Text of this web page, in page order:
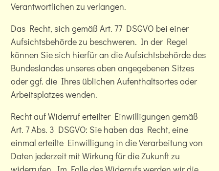
Verantwortlichen zu verlangen.
Das Recht, sich gemäß Art. 77 DSGVO bei einer
Aufsichtsbehörde zu beschweren. In der Regel
können Sie sich hierfür an die Aufsichtsbehörde des
Bundeslandes unseres oben angegebenen Sitzes
oder ggf. die Ihres üblichen Aufenthaltsortes oder
Arbeitsplatzes wenden.
Recht auf Widerruf erteilter Einwilligungen gemäß
Art. 7 Abs. 3 DSGVO: Sie haben das Recht, eine
einmal erteilte Einwilligung in die Verarbeitung von
Daten jederzeit mit Wirkung für die Zukunft zu